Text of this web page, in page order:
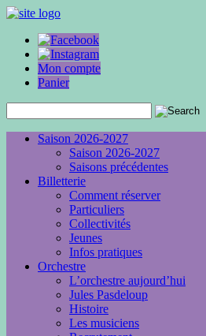
Mon compte
Panier
Saison 2026-2027
Saison 2026-2027
Saisons précédentes
Billetterie
Comment réserver
Particuliers
Collectivités
Jeunes
Infos pratiques
Orchestre
L’orchestre aujourd’hui
Jules Pasdeloup
Histoire
Les musiciens